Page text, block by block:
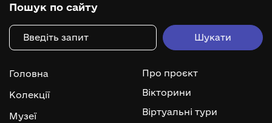
Пошук по сайту
Головна
Колекції
Музеї
Про проєкт
Вікторини
Віртуальні тури